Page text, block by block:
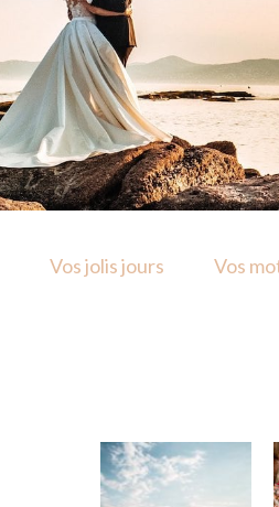
Vos jolis jours Vos